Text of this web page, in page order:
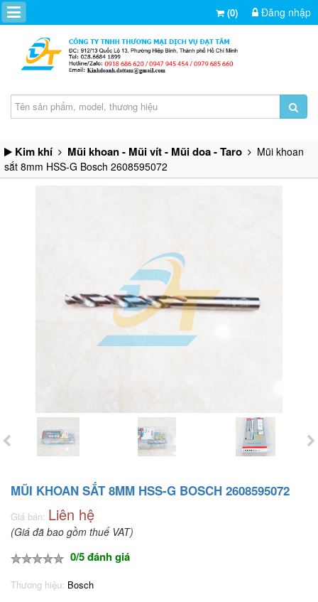
(0) Đăng nhập
Kim khí Mũi khoan - Mũi vít - Mũi doa - Taro
Mũi khoan
sắt 8mm HSS-G Bosch 2608595072
MŨI KHOAN SẮT 8MM HSS-G BOSCH 2608595072
Giá bán: Liên hệ
(Giá đã bao gồm thuế VAT)
0/5 đánh giá
Thương hiệu: Bosch